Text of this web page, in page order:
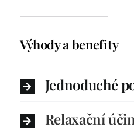
Výhody a benefity
Jednoduché
Relaxační